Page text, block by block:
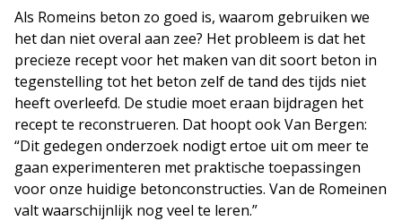
Als Romeins beton zo goed is, waarom gebruiken we
het dan niet overal aan zee? Het probleem is dat het
precieze recept voor het maken van dit soort beton in
tegenstelling tot het beton zelf de tand des tijds niet
heeft overleefd. De studie moet eraan bijdragen het
recept te reconstrueren. Dat hoopt ook Van Bergen:
“Dit gedegen onderzoek nodigt ertoe uit om meer te
gaan experimenteren met praktische toepassingen
voor onze huidige betonconstructies. Van de Romeinen
valt waarschijnlijk nog veel te leren.”